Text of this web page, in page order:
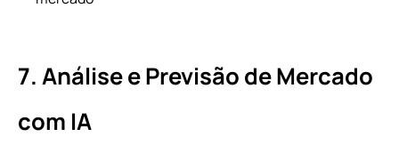
7. Análise e Previsão de Mercado
com IA